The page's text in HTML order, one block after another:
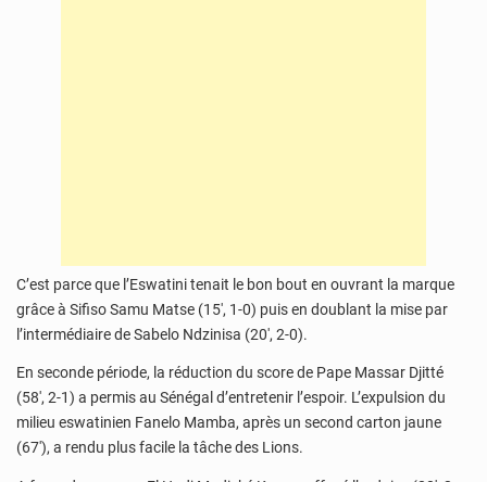
C’est parce que l’Eswatini tenait le bon bout en ouvrant la marque
grâce à Sifiso Samu Matse (15′, 1-0) puis en doublant la mise par
l’intermédiaire de Sabelo Ndzinisa (20′, 2-0).
En seconde période, la réduction du score de Pape Massar Djitté
(58′, 2-1) a permis au Sénégal d’entretenir l’espoir. L’expulsion du
milieu eswatinien Fanelo Mamba, après un second carton jaune
(67′), a rendu plus facile la tâche des Lions.